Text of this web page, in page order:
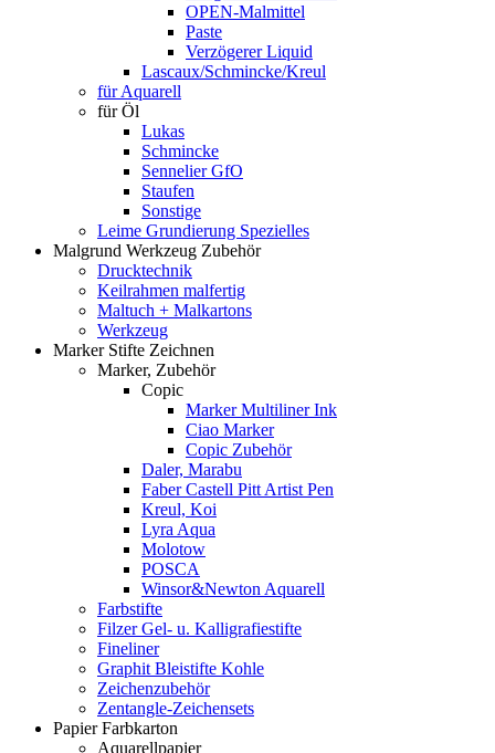
OPEN-Malmittel
Paste
Verzögerer Liquid
Lascaux/Schmincke/Kreul
für Aquarell
für Öl
Lukas
Schmincke
Sennelier GfO
Staufen
Sonstige
Leime Grundierung Spezielles
Malgrund Werkzeug Zubehör
Drucktechnik
Keilrahmen malfertig
Maltuch + Malkartons
Werkzeug
Marker Stifte Zeichnen
Marker, Zubehör
Copic
Marker Multiliner Ink
Ciao Marker
Copic Zubehör
Daler, Marabu
Faber Castell Pitt Artist Pen
Kreul, Koi
Lyra Aqua
Molotow
POSCA
Winsor&Newton Aquarell
Farbstifte
Filzer Gel- u. Kalligrafiestifte
Fineliner
Graphit Bleistifte Kohle
Zeichenzubehör
Zentangle-Zeichensets
Papier Farbkarton
Aquarellpapier